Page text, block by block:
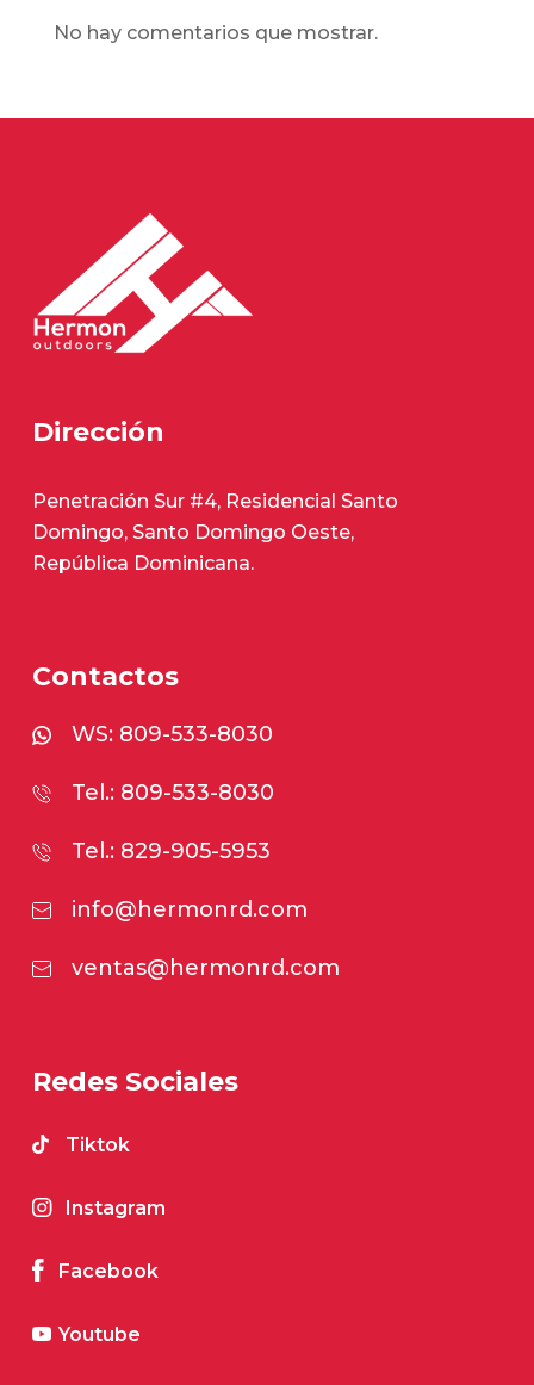
No hay comentarios que mostrar.
Dirección
Penetración Sur #4, Residencial Santo
Domingo, Santo Domingo Oeste,
República Dominicana.
Contactos
WS: 809-533-8030
Tel.: 809-533-8030
Tel.: 829-905-5953
info@hermonrd.com
ventas@hermonrd.com
Redes Sociales
Tiktok
Instagram
Facebook
Youtube